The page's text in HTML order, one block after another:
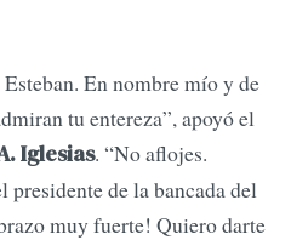
En nombre mío y de
tu entereza”, apoyó el
Iglesias. “No aflojes.
presidente de la bancada del
muy fuerte! Quiero darte